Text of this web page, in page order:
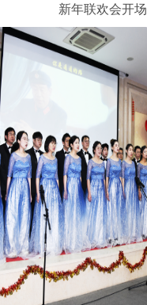
新年联欢会开场